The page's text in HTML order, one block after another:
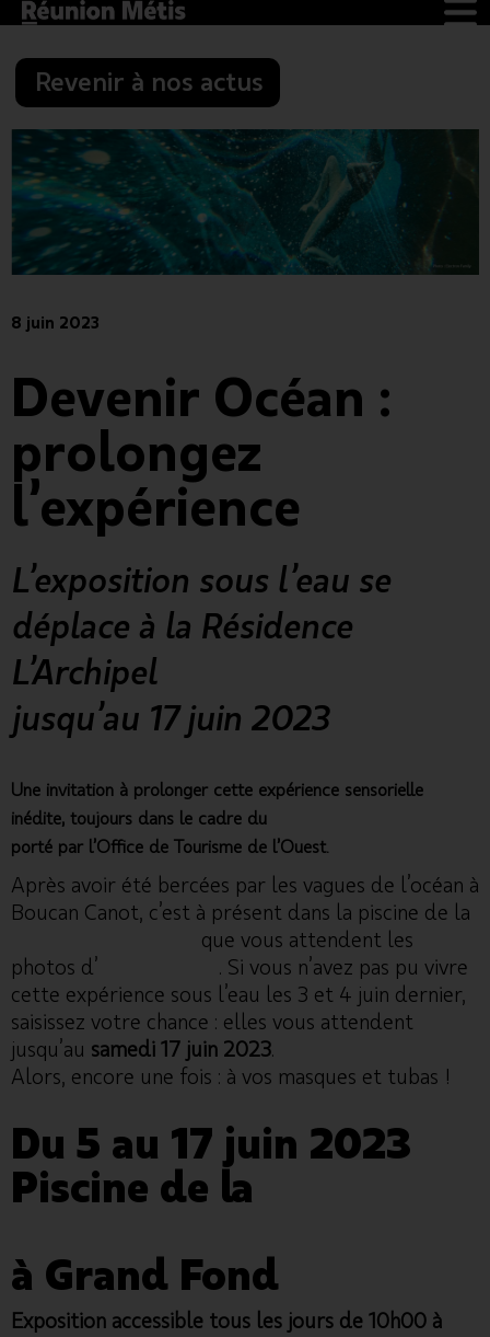
Revenir à nos actus
8 juin 2023
Devenir Océan :
prolongez
l’expérience
L’exposition sous l’eau se
déplace à la Résidence
L’Archipel
jusqu’au 17 juin 2023
Une invitation à prolonger cette expérience sensorielle
inédite, toujours dans le cadre du
porté par l’Office de Tourisme de l’Ouest.
Après avoir été bercées par les vagues de l’océan à
Boucan Canot, c’est à présent dans la piscine de la
que vous attendent les
photos d’
. Si vous n’avez pas pu vivre
cette expérience sous l’eau les 3 et 4 juin dernier,
saisissez votre chance : elles vous attendent
jusqu’au samedi 17 juin 2023.
Alors, encore une fois : à vos masques et tubas !
Du 5 au 17 juin 2023
Piscine de la
à Grand Fond
Exposition accessible tous les jours de 10h00 à